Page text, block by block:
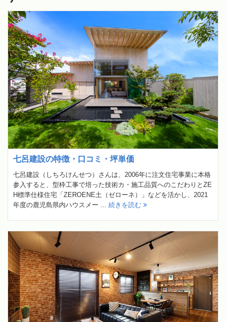
七呂建設の特徴・口コミ・坪単価
七呂建設（しちろけんせつ）さんは、2006年に注文住宅事業に本格
参入すると、型枠工事で培った技術カ・施工品質へのこだわりとZE
H標準仕様住宅「ZEROENE土（ゼローネ）」などを活かし、2021
年度の鹿児島県内ハウスメー ... 続きを読む